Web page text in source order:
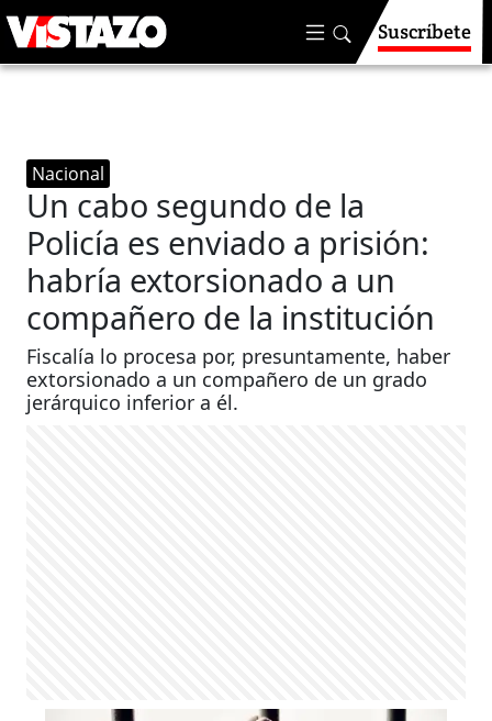
Suscríbete
Nacional
Un cabo segundo de la
Policía es enviado a prisión:
habría extorsionado a un
compañero de la institución
Fiscalía lo procesa por, presuntamente, haber
extorsionado a un compañero de un grado
jerárquico inferior a él.